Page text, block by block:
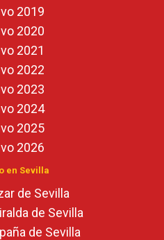
2019
2020
2021
2022
2023
2024
2025
2026
en Sevilla
de Sevilla
de Sevilla
de Sevilla